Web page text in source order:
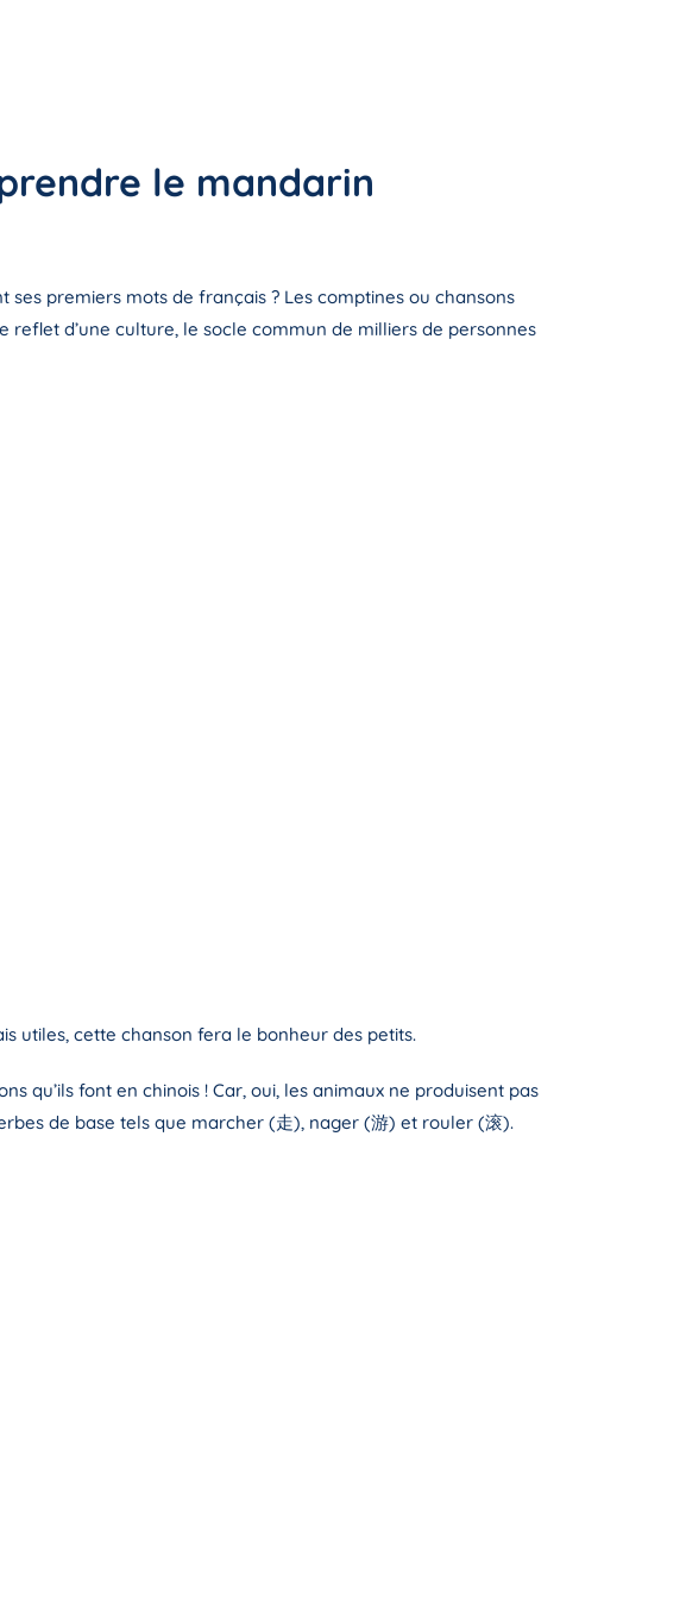
le mandarin
ses premiers mots de français ? Les comptines ou chansons
reflet d’une culture, le socle commun de milliers de personnes
utiles, cette chanson fera le bonheur des petits.
qu’ils font en chinois ! Car, oui, les animaux ne produisent pas
de base tels que marcher (走), nager (游) et rouler (滚).